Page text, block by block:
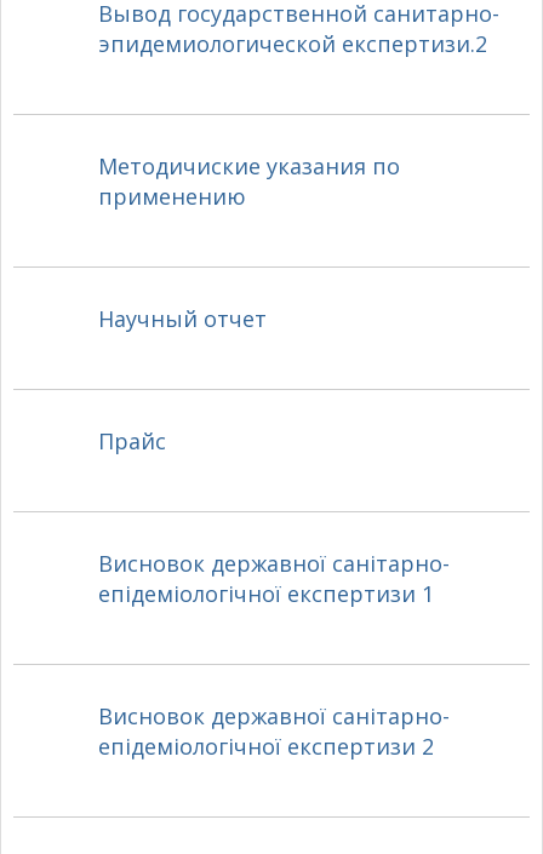
Вывод государственной санитарно-
эпидемиологической експертизи.2
Методичиские указания по
применению
Научный отчет
Прайс
Висновок державної санітарно-
епідеміологічної експертизи 1
Висновок державної санітарно-
епідеміологічної експертизи 2